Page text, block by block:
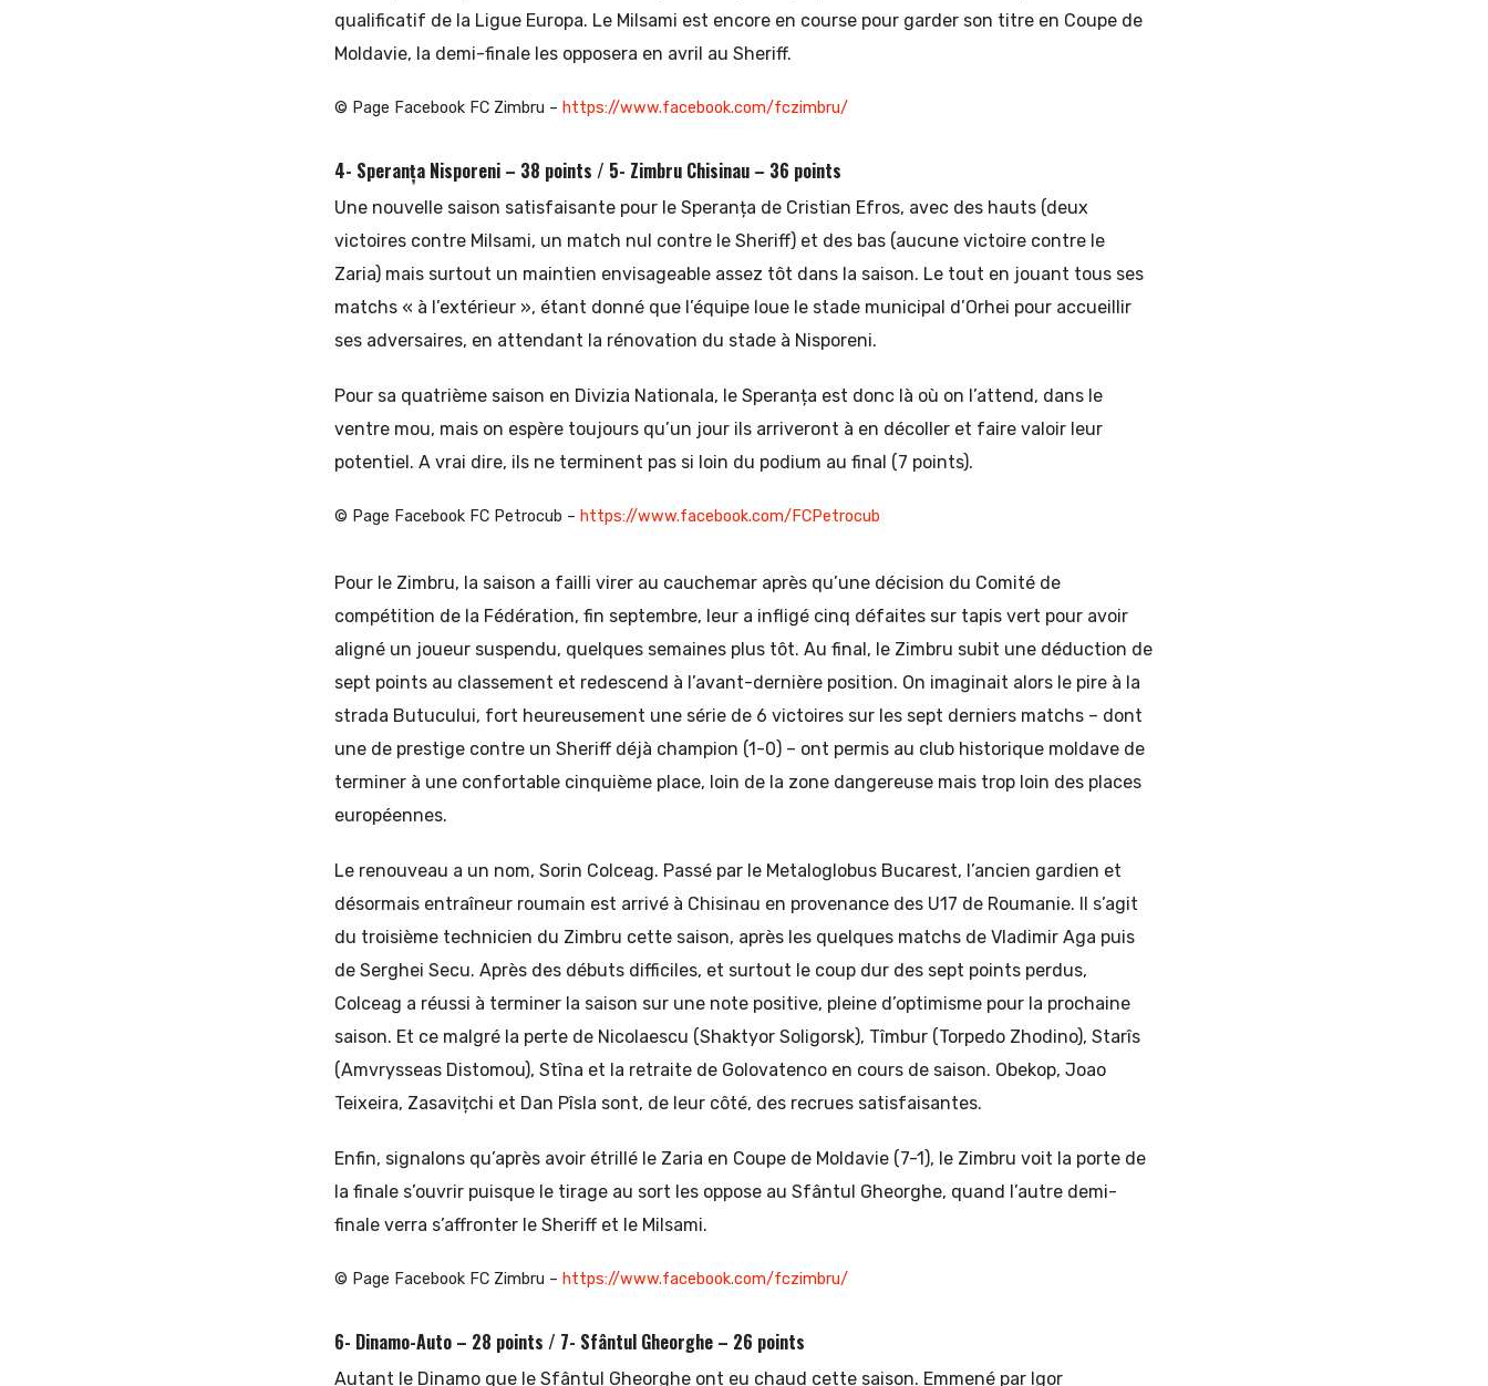
qualificatif de la Ligue Europa. Le Milsami est encore en course pour garder son titre en Coupe de
Moldavie, la demi-finale les opposera en avril au Sheriff.
© Page Facebook FC Zimbru – https://www.facebook.com/fczimbru/
4- Speranța Nisporeni – 38 points / 5- Zimbru Chisinau – 36 points
Une nouvelle saison satisfaisante pour le Speranța de Cristian Efros, avec des hauts (deux
victoires contre Milsami, un match nul contre le Sheriff) et des bas (aucune victoire contre le
Zaria) mais surtout un maintien envisageable assez tôt dans la saison. Le tout en jouant tous ses
matchs « à l’extérieur », étant donné que l’équipe loue le stade municipal d’Orhei pour accueillir
ses adversaires, en attendant la rénovation du stade à Nisporeni.
Pour sa quatrième saison en Divizia Nationala, le Speranța est donc là où on l’attend, dans le
ventre mou, mais on espère toujours qu’un jour ils arriveront à en décoller et faire valoir leur
potentiel. A vrai dire, ils ne terminent pas si loin du podium au final (7 points).
© Page Facebook FC Petrocub – https://www.facebook.com/FCPetrocub
Pour le Zimbru, la saison a failli virer au cauchemar après qu’une décision du Comité de
compétition de la Fédération, fin septembre, leur a infligé cinq défaites sur tapis vert pour avoir
aligné un joueur suspendu, quelques semaines plus tôt. Au final, le Zimbru subit une déduction de
sept points au classement et redescend à l’avant-dernière position. On imaginait alors le pire à la
strada Butucului, fort heureusement une série de 6 victoires sur les sept derniers matchs – dont
une de prestige contre un Sheriff déjà champion (1-0) – ont permis au club historique moldave de
terminer à une confortable cinquième place, loin de la zone dangereuse mais trop loin des places
européennes.
Le renouveau a un nom, Sorin Colceag. Passé par le Metaloglobus Bucarest, l’ancien gardien et
désormais entraîneur roumain est arrivé à Chisinau en provenance des U17 de Roumanie. Il s’agit
du troisième technicien du Zimbru cette saison, après les quelques matchs de Vladimir Aga puis
de Serghei Secu. Après des débuts difficiles, et surtout le coup dur des sept points perdus,
Colceag a réussi à terminer la saison sur une note positive, pleine d’optimisme pour la prochaine
saison. Et ce malgré la perte de Nicolaescu (Shaktyor Soligorsk), Tîmbur (Torpedo Zhodino), Starîs
(Amvrysseas Distomou), Stîna et la retraite de Golovatenco en cours de saison. Obekop, Joao
Teixeira, Zasavițchi et Dan Pîsla sont, de leur côté, des recrues satisfaisantes.
Enfin, signalons qu’après avoir étrillé le Zaria en Coupe de Moldavie (7-1), le Zimbru voit la porte de
la finale s’ouvrir puisque le tirage au sort les oppose au Sfântul Gheorghe, quand l’autre demi-
finale verra s’affronter le Sheriff et le Milsami.
© Page Facebook FC Zimbru – https://www.facebook.com/fczimbru/
6- Dinamo-Auto – 28 points / 7- Sfântul Gheorghe – 26 points
Autant le Dinamo que le Sfântul Gheorghe ont eu chaud cette saison. Emmené par Igor